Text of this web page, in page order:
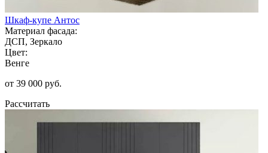
Шкаф-купе Антос
Материал фасада:
ДСП, Зеркало
Цвет:
Венге
от 39 000 руб.
Рассчитать